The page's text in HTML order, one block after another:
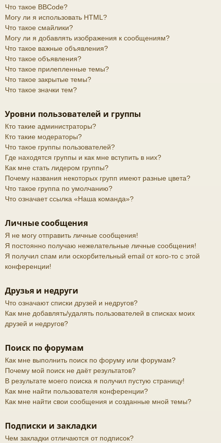
Что такое BBCode?
Могу ли я использовать HTML?
Что такое смайлики?
Могу ли я добавлять изображения к сообщениям?
Что такое важные объявления?
Что такое объявления?
Что такое прилепленные темы?
Что такое закрытые темы?
Что такое значки тем?
Уровни пользователей и группы
Кто такие администраторы?
Кто такие модераторы?
Что такое группы пользователей?
Где находятся группы и как мне вступить в них?
Как мне стать лидером группы?
Почему названия некоторых групп имеют разные цвета?
Что такое группа по умолчанию?
Что означает ссылка «Наша команда»?
Личные сообщения
Я не могу отправить личные сообщения!
Я постоянно получаю нежелательные личные сообщения!
Я получил спам или оскорбительный email от кого-то с этой
конференции!
Друзья и недруги
Что означают списки друзей и недругов?
Как мне добавлять/удалять пользователей в списках моих
друзей и недругов?
Поиск по форумам
Как мне выполнить поиск по форуму или форумам?
Почему мой поиск не даёт результатов?
В результате моего поиска я получил пустую страницу!
Как мне найти пользователя конференции?
Как мне найти свои сообщения и созданные мной темы?
Подписки и закладки
Чем закладки отличаются от подписок?